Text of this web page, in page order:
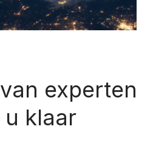
van experten
u klaar